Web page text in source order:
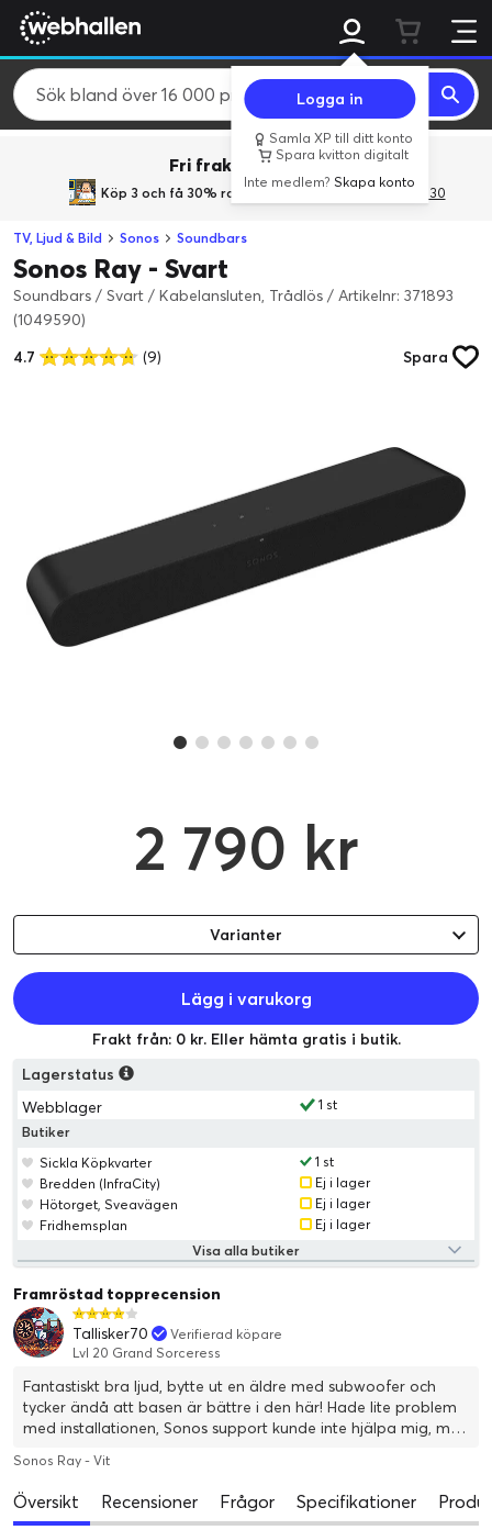
Logga in
Samla XP till ditt konto
Spara kvitton digitalt
Inte medlem?Skapa konto
Fri frakt över 800 kr.
Köp 3 och få 30% rabatt med rabattkoden 3Gives30
TV, Ljud & Bild Sonos Soundbars
Sonos Ray - Svart
Soundbars / Svart / Kabelansluten, Trådlös / Artikelnr: 371893
(1049590)
4.7
(9) Spara
2 790 kr
Varianter
Lägg i varukorg
Frakt från: 0 kr. Eller hämta gratis i butik.
Lagerstatus
Webblager
1 st
Butiker
Sickla Köpkvarter
1 st
Bredden (InfraCity)
Ej i lager
Hötorget, Sveavägen
Ej i lager
Fridhemsplan
Ej i lager
Visa alla butiker
Framröstad topprecension
Tallisker70
Verifierad köpare
Lvl 20 Grand Sorceress
Fantastiskt bra ljud, bytte ut en äldre med subwoofer och
tycker ändå att basen är bättre i den här! Hade lite problem
med installationen, Sonos support kunde inte hjälpa mig, men
Sonos Ray - Vit
Översikt Recensioner Frågor Specifikationer